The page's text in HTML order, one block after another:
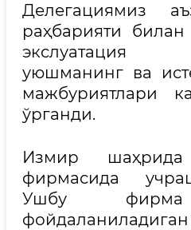
Делегациямиз
раҳбарияти
экслуатация
уюшманинг ва
мажбуриятлари
ўрганди.
Измир
фирмасида
Ушбу фирма